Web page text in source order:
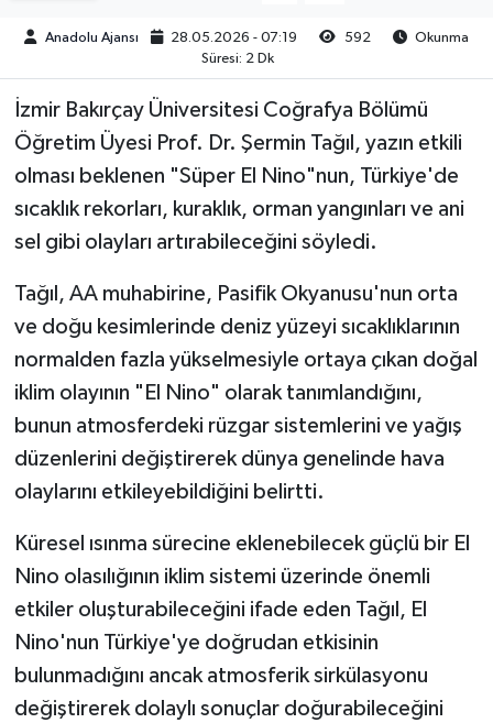
Anadolu Ajansı 28.05.2026 - 07:19 592
Okunma
Süresi: 2 Dk
İzmir Bakırçay Üniversitesi Coğrafya Bölümü
Öğretim Üyesi Prof. Dr. Şermin Tağıl, yazın etkili
olması beklenen "Süper El Nino"nun, Türkiye'de
sıcaklık rekorları, kuraklık, orman yangınları ve ani
sel gibi olayları artırabileceğini söyledi.
Tağıl, AA muhabirine, Pasifik Okyanusu'nun orta
ve doğu kesimlerinde deniz yüzeyi sıcaklıklarının
normalden fazla yükselmesiyle ortaya çıkan doğal
iklim olayının "El Nino" olarak tanımlandığını,
bunun atmosferdeki rüzgar sistemlerini ve yağış
düzenlerini değiştirerek dünya genelinde hava
olaylarını etkileyebildiğini belirtti.
Küresel ısınma sürecine eklenebilecek güçlü bir El
Nino olasılığının iklim sistemi üzerinde önemli
etkiler oluşturabileceğini ifade eden Tağıl, El
Nino'nun Türkiye'ye doğrudan etkisinin
bulunmadığını ancak atmosferik sirkülasyonu
değiştirerek dolaylı sonuçlar doğurabileceğini
Oğuzlar
Ortaköy
Osmancık
Sungurlu
Sağlık